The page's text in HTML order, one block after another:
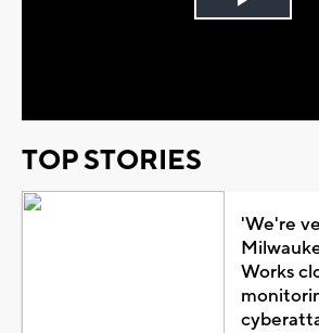
Play
TOP STORIES
'We're
Works